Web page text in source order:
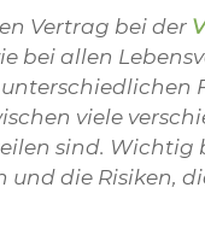
Vertrag bei der
bei allen
viele
sind. Wichtig
die Risiken,